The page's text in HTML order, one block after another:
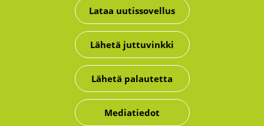
Lataa uutissovellus
Lähetä juttuvinkki
Lähetä palautetta
Mediatiedot